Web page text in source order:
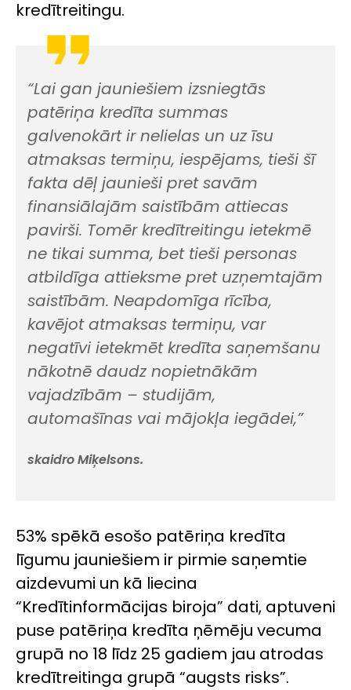
kredītreitingu.
“Lai gan jauniešiem izsniegtās
patēriņa kredīta summas
galvenokārt ir nelielas un uz īsu
atmaksas termiņu, iespējams, tieši šī
fakta dēļ jaunieši pret savām
finansiālajām saistībām attiecas
pavirši. Tomēr kredītreitingu ietekmē
ne tikai summa, bet tieši personas
atbildīga attieksme pret uzņemtajām
saistībām. Neapdomīga rīcība,
kavējot atmaksas termiņu, var
negatīvi ietekmēt kredīta saņemšanu
nākotnē daudz nopietnākām
vajadzībām – studijām,
automašīnas vai mājokļa iegādei,”
skaidro Miķelsons.
53% spēkā esošo patēriņa kredīta
līgumu jauniešiem ir pirmie saņemtie
aizdevumi un kā liecina
“Kredītinformācijas biroja” dati, aptuveni
puse patēriņa kredīta ņēmēju vecuma
grupā no 18 līdz 25 gadiem jau atrodas
kredītreitinga grupā “augsts risks”.